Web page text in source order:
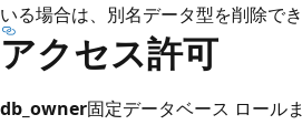
いる場合は、別名データ型を削除でき
アクセス許可
db_owner固定データベース ロール